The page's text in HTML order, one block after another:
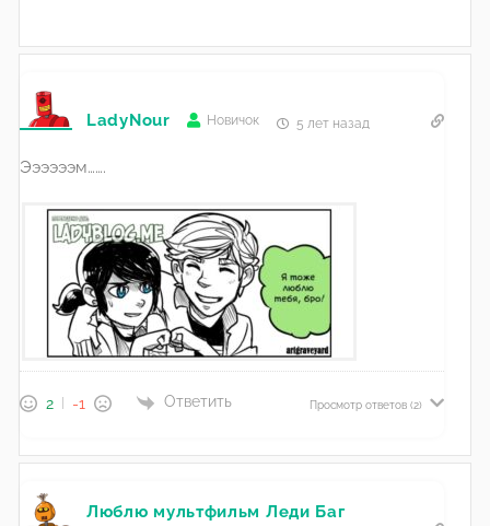
LadyNour Новичок 5 лет назад
Ээээээм…….
2 -1 Ответить Просмотр ответов (2)
Люблю мультфильм Леди Баг